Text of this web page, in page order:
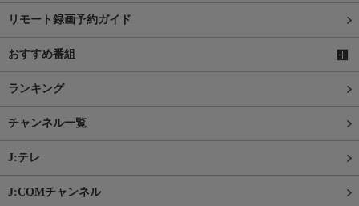
リモート録画予約ガイド
おすすめ番組
ランキング
チャンネル一覧
J:テレ
J:COMチャンネル